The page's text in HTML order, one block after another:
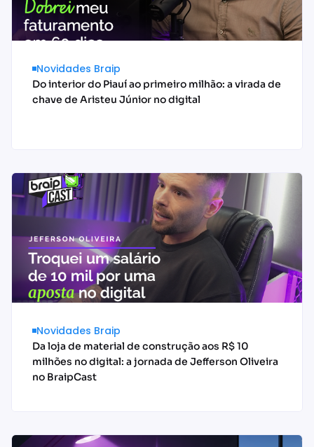
Novidades Braip
Do interior do Piauí ao primeiro milhão: a virada de
chave de Aristeu Júnior no digital
Acessar conteúdo
Novidades Braip
Da loja de material de construção aos R$ 10
milhões no digital: a jornada de Jefferson Oliveira
no BraipCast
Acessar conteúdo